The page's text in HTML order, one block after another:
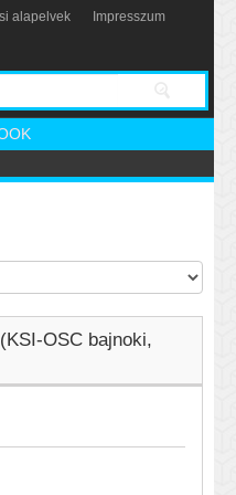
alapelvek Impresszum
OSC bajnoki,